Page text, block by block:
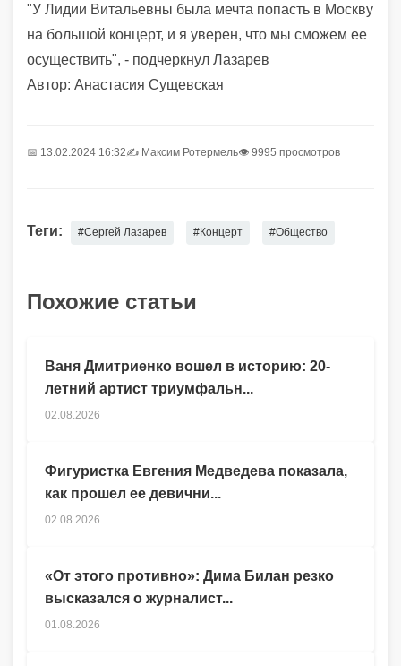
"У Лидии Витальевны была мечта попасть в Москву
на большой концерт, и я уверен, что мы сможем ее
осуществить", - подчеркнул Лазарев
Автор: Анастасия Сущевская
📅 13.02.2024 16:32✍️ Максим Ротермель👁 9995 просмотров
Теги: #Сергей Лазарев #Концерт #Общество
Похожие статьи
Ваня Дмитриенко вошел в историю: 20-
летний артист триумфальн...
02.08.2026
Фигуристка Евгения Медведева показала,
как прошел ее девични...
02.08.2026
«От этого противно»: Дима Билан резко
высказался о журналист...
01.08.2026